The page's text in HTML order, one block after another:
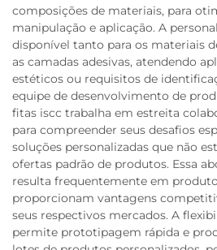
composições de materiais, para
manipulação e aplicação. A
disponível tanto para os materiais
as camadas adesivas, atendendo
estéticos ou requisitos de
equipe de desenvolvimento de
fitas iscc trabalha em estreita
para compreender seus desafios
soluções personalizadas que não
ofertas padrão de produtos. Essa
resulta frequentemente em
proporcionam vantagens
seus respectivos mercados. A
permite prototipagem rápida e